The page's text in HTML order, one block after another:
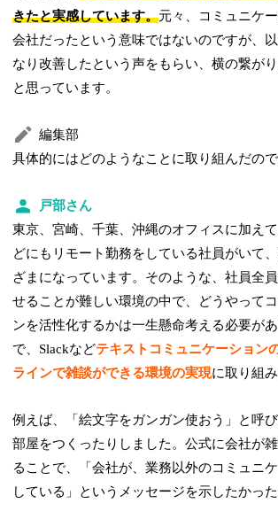
きたと実感しています。元々、コミュニケ
会社だったという意味ではないのですが、
なり改善したという声をもらい、横の繋が
と思っています。
編集部
具体的にはどのようなことに取り組んだの
戸部さん
東京、宮崎、千葉、沖縄のオフィスに加え
どにもリモート勤務をしている社員がいて
ざまになっています。そのような、社員全
せることが難しい環境の中で、どうやって
ンを活性化するかは一生懸命考える必要が
で、Slackなどテキストコミュニケーション
ラインで雑談ができる環境の実現に取り組み
例えば、「絵文字をガンガン使おう」と呼
部屋をつくったりしました。公式に会社が
ることで、「会社が、業務以外のコミュニ
している」というメッセージを示したかった